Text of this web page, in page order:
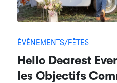
ÉVÉNEMENTS/FÊTES
Hello Dearest
les Objectifs